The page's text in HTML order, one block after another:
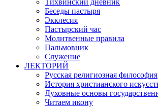
Беседы пастыря
Экклесия
Пастырский час
Молитвенные правила
Пальмовник
Служение
ЛЕКТОРИЙ
Русская религиозная философия
История христианского
Духовные основы
Читаем икону